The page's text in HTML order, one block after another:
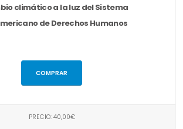
climático a la luz del Sistema
de Derechos Humanos
COMPRAR
PRECIO: 40,00€